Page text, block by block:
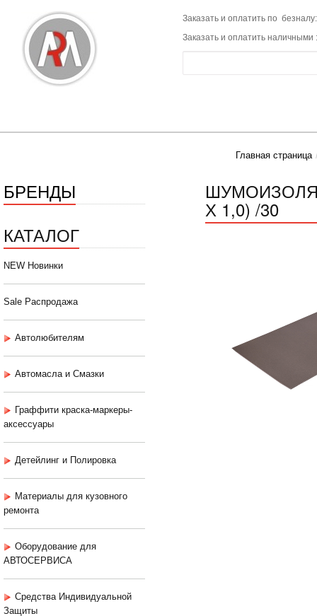
Заказать и оплатить по
Заказать и оплатить наличными
Главная страница
БРЕНДЫ
КАТАЛОГ
NEW Новинки
Sale Распродажа
Автолюбителям
Автомасла и Смазки
Граффити краска-маркеры-
аксессуары
Детейлинг и Полировка
Материалы для кузовного
ремонта
Оборудование для
АВТОСЕРВИСА
Средства Индивидуальной
Защиты
Х 1,0) /30